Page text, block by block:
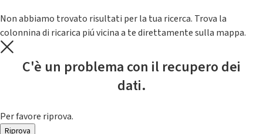
Non abbiamo trovato risultati per la tua ricerca. Trova la
colonnina di ricarica piú vicina a te direttamente sulla mappa.
C'è un problema con il recupero dei
dati.
Per favore riprova.
Riprova